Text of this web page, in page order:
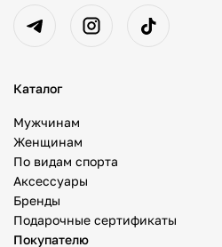
Каталог
Мужчинам
Женщинам
По видам спорта
Аксессуары
Бренды
Подарочные сертификаты
Покупателю